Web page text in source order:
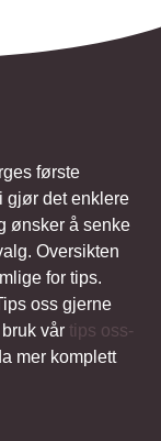
første
gjør det enklere
ønsker å senke
Oversikten
for tips.
oss gjerne
vår tips oss-
mer komplett